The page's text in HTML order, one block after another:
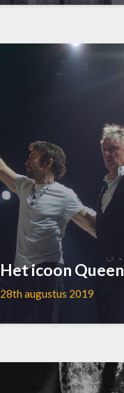
Het icoon Queen
28th augustus 2019